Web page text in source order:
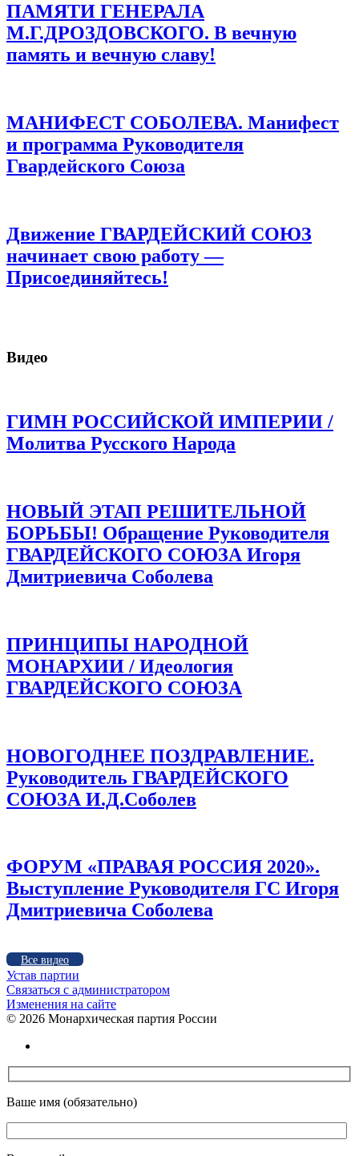
ПАМЯТИ ГЕНЕРАЛА
М.Г.ДРОЗДОВСКОГО. В вечную
память и вечную славу!
МАНИФЕСТ СОБОЛЕВА. Манифест
и программа Руководителя
Гвардейского Союза
Движение ГВАРДЕЙСКИЙ СОЮЗ
начинает свою работу —
Присоединяйтесь!
Видео
ГИМН РОССИЙСКОЙ ИМПЕРИИ /
Молитва Русского Народа
НОВЫЙ ЭТАП РЕШИТЕЛЬНОЙ
БОРЬБЫ! Обращение Руководителя
ГВАРДЕЙСКОГО СОЮЗА Игоря
Дмитриевича Соболева
ПРИНЦИПЫ НАРОДНОЙ
МОНАРХИИ / Идеология
ГВАРДЕЙСКОГО СОЮЗА
НОВОГОДНЕЕ ПОЗДРАВЛЕНИЕ.
Руководитель ГВАРДЕЙСКОГО
СОЮЗА И.Д.Соболев
ФОРУМ «ПРАВАЯ РОССИЯ 2020».
Выступление Руководителя ГС Игоря
Дмитриевича Соболева
Все видео
Устав партии
Связаться с администратором
Изменения на сайте
© 2026 Монархическая партия России
Ваше имя (обязательно)